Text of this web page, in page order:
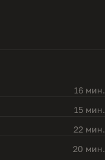
16 мин.
15 мин.
22 мин.
20 мин.